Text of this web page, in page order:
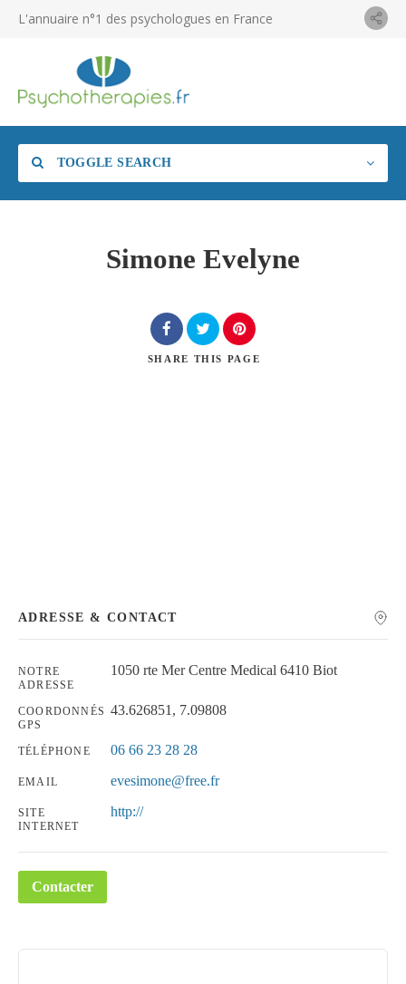
L'annuaire n°1 des psychologues en France
TOGGLE SEARCH
Simone Evelyne
SHARE THIS PAGE
ADRESSE & CONTACT
NOTRE
ADRESSE
1050 rte Mer Centre Medical 6410 Biot
COORDONNÉS
GPS
43.626851, 7.09808
TÉLÉPHONE 06 66 23 28 28
EMAIL evesimone@free.fr
SITE
INTERNET
http://
Contacter